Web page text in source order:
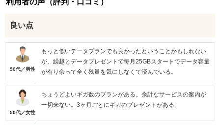
利用者の声（評判・口コミ）
良い点
50代／男性
もっと低いデータプランでも良かったということかもしれない
が、繰越とデータプレゼントで毎月25GBスタートでデータ容量
が有り余って全く残量を気にしなくて済んでいる。
50代／女性
ちょうどよいギガ数のプランがある。余計なサービスの案内が
一切来ない。3ヶ月ごとにギガのプレゼントがある。